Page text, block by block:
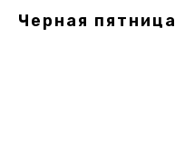
Черная пятница